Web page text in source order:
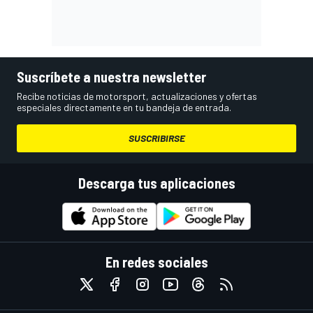
Suscríbete a nuestra newsletter
Recibe noticias de motorsport, actualizaciones y ofertas
especiales directamente en tu bandeja de entrada.
SUSCRIBIRSE
Descarga tus aplicaciones
En redes sociales